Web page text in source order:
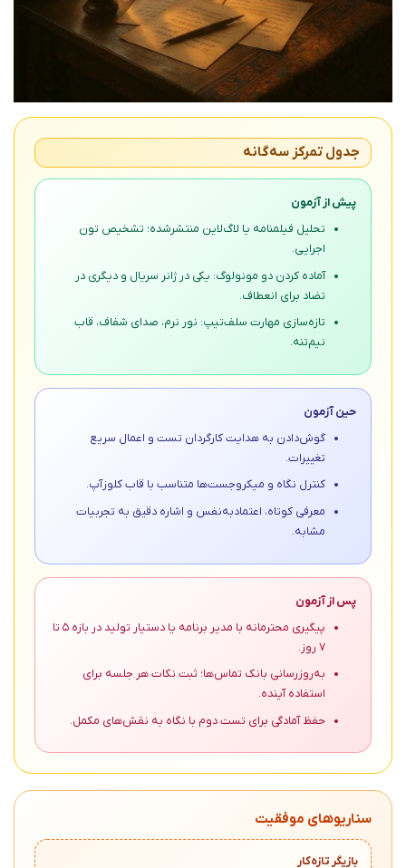
جدول تمرکز سه‌گانه
پیش از آزمون
تحلیل فیلمنامه یا لاگ‌لاین منتشرشده؛ تشخیص تون
اجرایی.
آماده کردن دو مونولوگ: یکی در ژانر سریال و دیگری در
تضاد برای انعطاف.
تازه‌سازی مهارت سلف‌تیپ: نور نرم، صدای شفاف، قاب
نیم‌تنه.
حین آزمون
گوش‌دادن به هدایت کارگردان تست و اعمال سریع
تغییرات.
کنترل نگاه و میکروجست‌ها متناسب با قاب کلوزآپ.
معرفی کوتاه، اعتمادبه‌نفس و اشاره دقیق به تجربیات
مشابه.
پس از آزمون
پیگیری محترمانه با مدیر برنامه یا دستیار تولید در بازه ۵ تا
۷ روز.
به‌روزرسانی بانک تماس‌ها؛ ثبت نکات هر جلسه برای
استفاده آینده.
حفظ آمادگی برای تست دوم با نگاه به نقش‌های مکمل.
سناریوهای موفقیت
بازیگر تازه‌کار